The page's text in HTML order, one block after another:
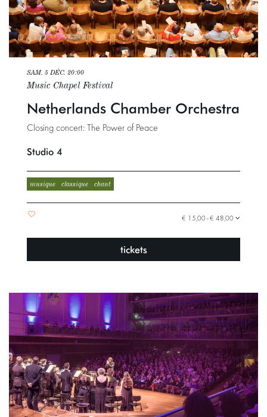
Netherlands Chamber Orchestra
Closing concert: The Power of Peace
Music Chapel Festival
SAM. 5 DÉC. 20:00
Studio 4
musique classique chant
€ 15,00–€ 48,00
tickets